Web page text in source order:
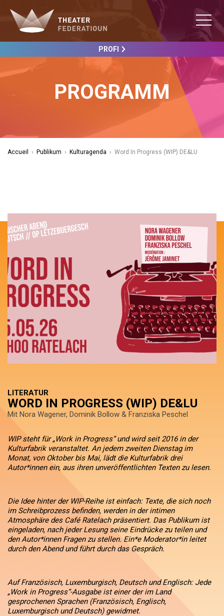
PROFI
PROGRAMM
Accueil › Publikum › Kulturagenda › Word In Progress (WIP) DE&LU
LITERATUR
WORD IN PROGRESS (WIP) DE&LU
Mit Nora Wagener, Dominik Bollow & Franziska Peschel
WIP steht für „Work in Progress“ und wird seit 2016 in der
Kulturfabrik veranstaltet. An jedem zweiten Dienstag im
Monat, von Oktober bis Mai, lädt die Kulturfabrik drei
Autor*innen ein, aus ihren unveröffentlichten Texten zu lesen.
Die Idee hinter der WIP-Reihe ist einfach: Texte, die sich noch
im Schreibprozess befinden, werden in der intimen
Atmosphäre des Café Ratelach präsentiert. Das Publikum ist
eingeladen, nach jeder Lesung seine Eindrücke zu teilen und
den Autor*innen Fragen zu stellen. Ein*e Moderator*in leitet
durch den Abend und führt durch das Gespräch.
Auf Französisch, Luxemburgisch, Deutsch und Englisch: Jede
„Work in Progress“-Ausgabe ist einer der im Land
gesprochenen Sprachen (Französisch, Englisch,
Luxemburgisch und Deutsch) gewidmet.